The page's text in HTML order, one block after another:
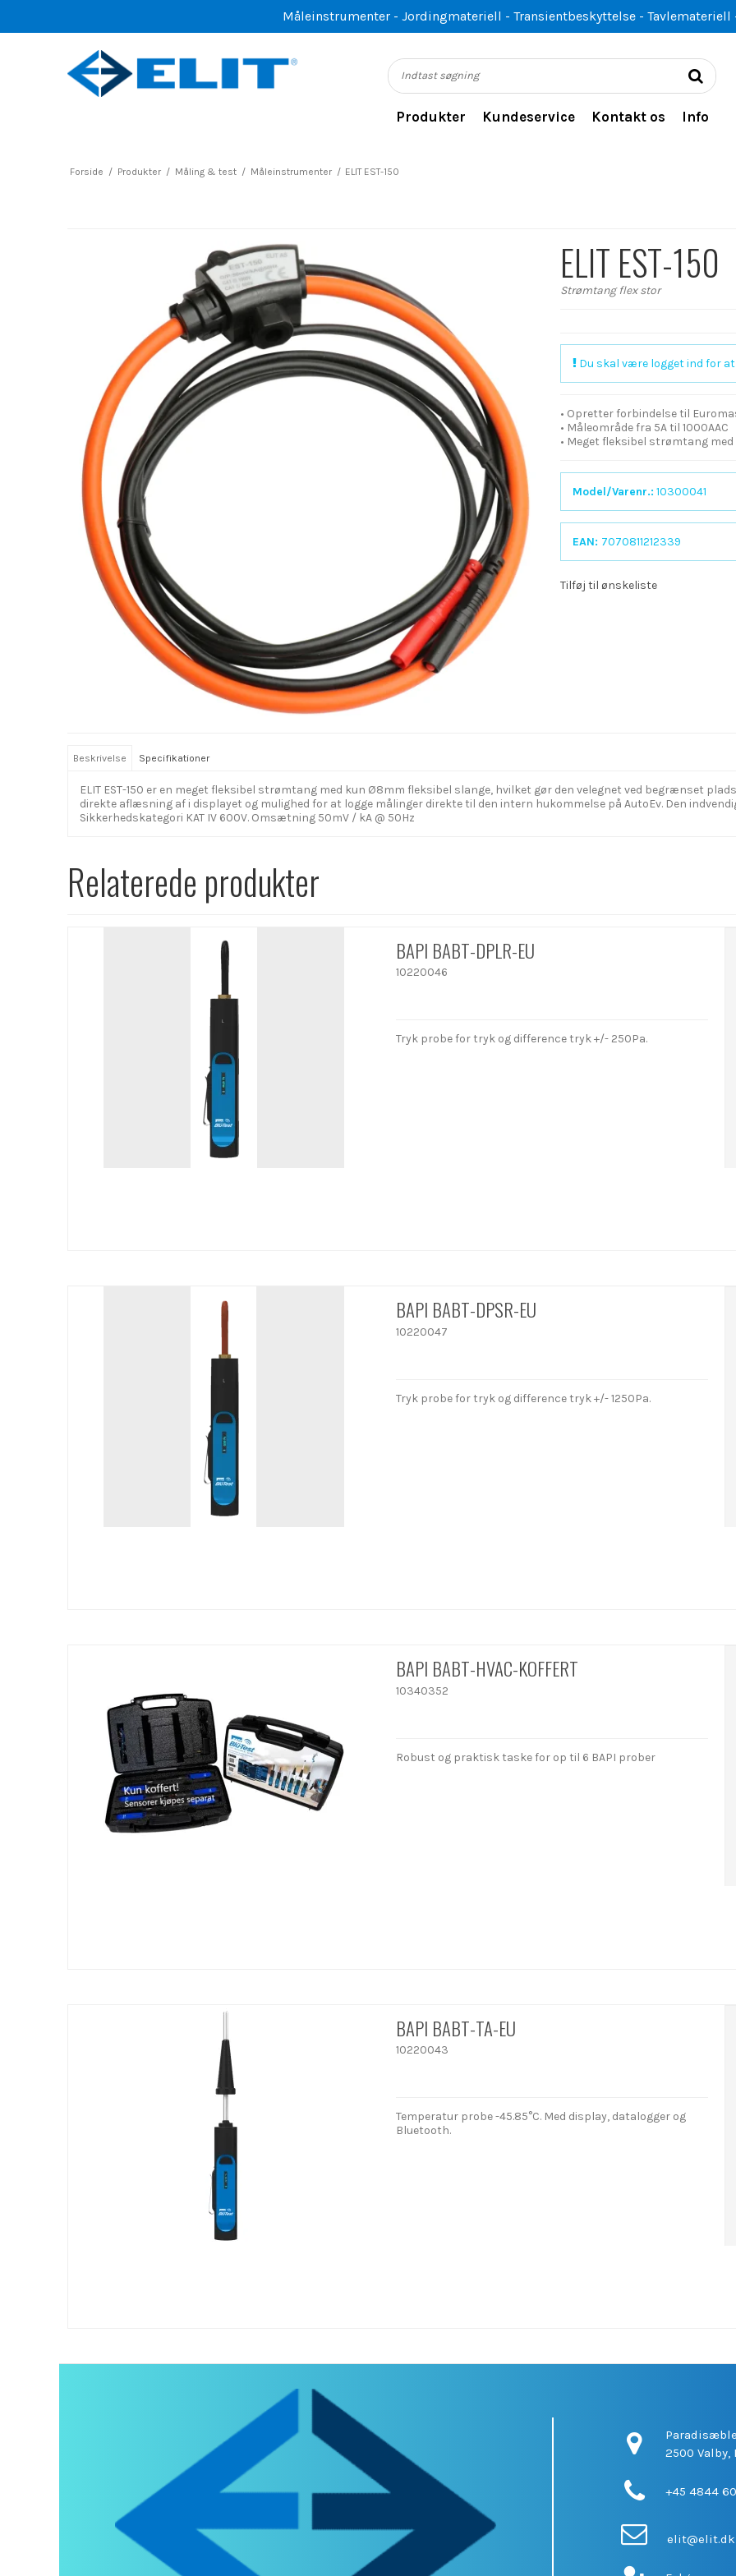
Måleinstrumenter - Jordingmateriell - Transientbeskyttelse - Tavlemateriell
Produkter Kundeservice Kontakt os Info
Forside / Produkter / Måling & test / Måleinstrumenter / ELIT EST-150
ELIT EST-150
Strømtang flex stor
Du skal være logget ind for
• Opretter forbindelse til
• Måleområde fra 5A til 1000AAC
• Meget fleksibel strømtang
Model/Varenr.: 10300041
EAN: 7070811212339
Tilføj til ønskeliste
Beskrivelse Specifikationer
ELIT EST-150 er en meget fleksibel strømtang med kun Ø8mm fleksibel slange, hvilket gør den velegnet ved begrænset
direkte aflæsning af i displayet og mulighed for at logge målinger direkte til den intern hukommelse på AutoEv. Den
Sikkerhedskategori KAT IV 600V. Omsætning 50mV / kA @ 50Hz
Relaterede produkter
BAPI BABT-DPLR-EU
10220046
Tryk probe for tryk og difference tryk +/- 250Pa.
BAPI BABT-DPSR-EU
10220047
Tryk probe for tryk og difference tryk +/- 1250Pa.
BAPI BABT-HVAC-KOFFERT
10340352
Robust og praktisk taske for op til 6 BAPI prober
BAPI BABT-TA-EU
10220043
Temperatur probe -45.85°C. Med display, datalogger og
Bluetooth.
2500 Valby,
+45 4844
elit@elit.dk